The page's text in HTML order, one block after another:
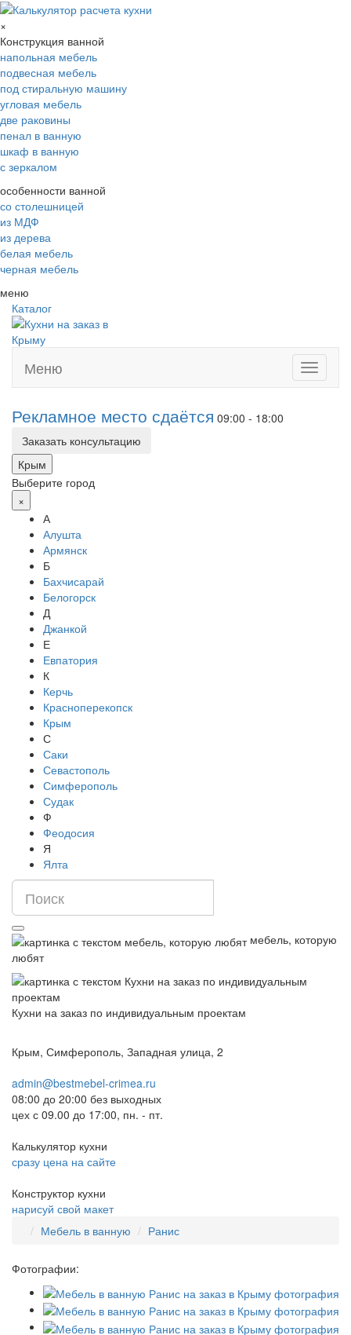
×
Конструкция ванной
напольная мебель
подвесная мебель
под стиральную машину
угловая мебель
две раковины
пенал в ванную
шкаф в ванную
с зеркалом
особенности ванной
со столешницей
из МДФ
из дерева
белая мебель
черная мебель
меню
Каталог
Toggle
Меню
Рекламное место сдаётся 09:00 - 18:00
Заказать консультацию
Крым
Выберите город
×
А
Алушта
Армянск
Б
Бахчисарай
Белогорск
Д
Джанкой
Е
Евпатория
К
Керчь
Красноперекопск
Крым
С
Саки
Севастополь
Симферополь
Судак
Ф
Феодосия
Я
Ялта
мебель, которую
любят
Кухни на заказ по индивидуальным проектам
Крым, Симферополь, Западная улица, 2
admin@bestmebel-crimea.ru
08:00 до 20:00 без выходных
цех с 09.00 до 17:00, пн. - пт.
Калькулятор кухни
сразу цена на сайте
Конструктор кухни
нарисуй свой макет
Мебель в ванную
Ранис
Фотографии: